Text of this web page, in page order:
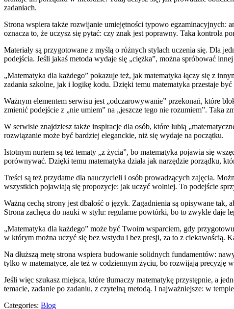
zadaniach.
Strona wspiera także rozwijanie umiejętności typowo egzaminacyjnych:
oznacza to, że uczysz się pytać: czy znak jest poprawny. Taka kontrola
Materiały są przygotowane z myślą o różnych stylach uczenia się. Dla
podejścia. Jeśli jakaś metoda wydaje się „ciężka”, można spróbować
„Matematyka dla każdego” pokazuje też, jak matematyka łączy się z
zadania szkolne, jak i logikę kodu. Dzięki temu matematyka przestaje
Ważnym elementem serwisu jest „odczarowywanie” przekonań, które
zmienić podejście z „nie umiem” na „jeszcze tego nie rozumiem”. Taka
W serwisie znajdziesz także inspiracje dla osób, które lubią
rozwiązanie może być bardziej eleganckie, niż się wydaje na początku.
Istotnym nurtem są też tematy „z życia”, bo matematyka pojawia się
porównywać. Dzięki temu matematyka działa jak narzędzie porządku,
Treści są też przydatne dla nauczycieli i osób prowadzących zajęcia.
wszystkich pojawiają się propozycje: jak uczyć wolniej. To podejście
Ważną cechą strony jest dbałość o język. Zagadnienia są opisywane
Strona zachęca do nauki w stylu: regularne powtórki, bo to zwykle daje
„Matematyka dla każdego” może być Twoim wsparciem, gdy
w którym można uczyć się bez wstydu i bez presji, za to z ciekawością.
Na dłuższą metę strona wspiera budowanie solidnych fundamentów:
tylko w matematyce, ale też w codziennym życiu, bo rozwijają precyzję
Jeśli więc szukasz miejsca, które tłumaczy matematykę przystępnie, a
temacie, zadanie po zadaniu, z czytelną metodą. I najważniejsze: w
Categories: Blog